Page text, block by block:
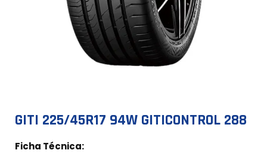
GITI 225/45R17 94W GITICONTROL 288
Ficha Técnica: